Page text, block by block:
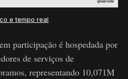
e tempo real
participação é hospedada por
de serviços de
representando 10,071M